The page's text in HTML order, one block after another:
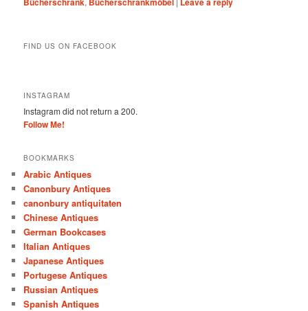
FIND US ON FACEBOOK
INSTAGRAM
Instagram did not return a 200.
Follow Me!
BOOKMARKS
Arabic Antiques
Canonbury Antiques
canonbury antiquitaten
Chinese Antiques
German Bookcases
Italian Antiques
Japanese Antiques
Portugese Antiques
Russian Antiques
Spanish Antiques